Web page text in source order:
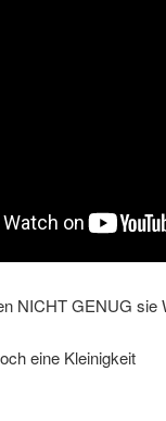
NICHT GENUG sie
eine Kleinigkeit